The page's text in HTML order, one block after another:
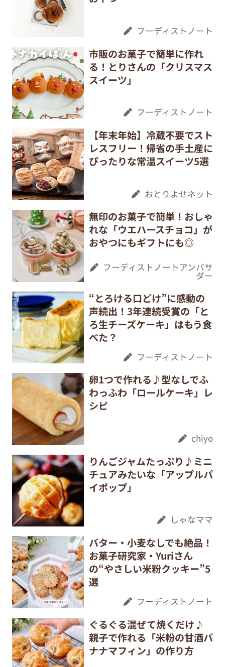
フーディストノート
市販のお菓子で簡単に作れ
る！とりさんの「クリスマス
スイーツ」
フーディストノート
【年末年始】冷蔵不要でスト
レスフリー！帰省の手土産に
ぴったりな常温スイーツ5選
おとりよせネット
無印のお菓子で簡単！おしゃ
れな「ウエハースチョコ」が
おやつにもギフトにも◎
フーディストノートアンバサ
ダー
“とろける口どけ”に感動の
声続出！3年連続受賞の「と
ろ生チーズケーキ」はもう食
べた？
フーディストノート
卵1つで作れる♪型なしでふ
わっふわ「ロールケーキ」レ
シピ
chiyo
りんごジャムたっぷり♪ミニ
チュアみたいな「アップルパ
イポップ」
しゃなママ
バター・小麦なしでも絶品！
お菓子研究家・Yuriさん
の“やさしい米粉クッキー”5
選
フーディストノート
ぐるぐる混ぜて焼くだけ♪
親子で作れる「米粉の甘酒バ
ナナマフィン」の作り方